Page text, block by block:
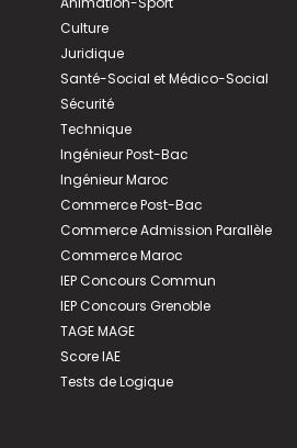
Culture
Juridique
Santé-Social et Médico-Social
Sécurité
Technique
Ingénieur Post-Bac
Ingénieur Maroc
Commerce Post-Bac
Commerce Admission Parallèle
Commerce Maroc
IEP Concours Commun
IEP Concours Grenoble
TAGE MAGE
Score IAE
Tests de Logique